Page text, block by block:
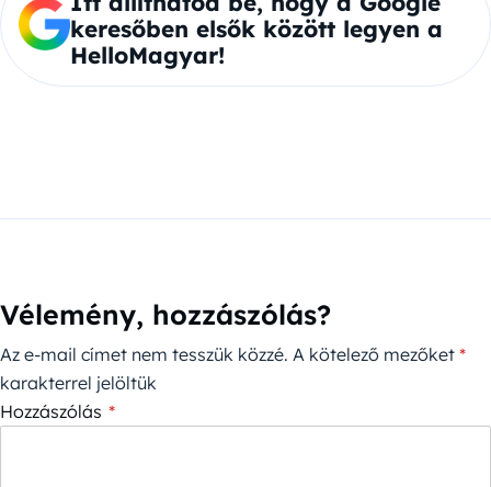
keresőben elsők között legyen a
HelloMagyar!
Vélemény, hozzászólás?
Az e-mail címet nem tesszük közzé. A kötelező mezőket *
karakterrel jelöltük
Hozzászólás *